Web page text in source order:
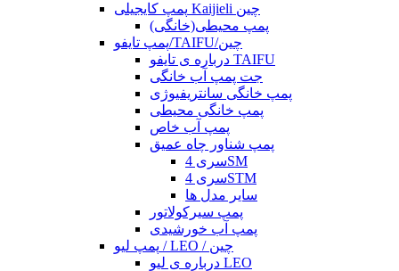
پمپ کایجیلی Kaijieli چین
پمپ محیطی(خانگی)
پمپ تایفو/TAIFU/چین
درباره ی تایفو TAIFU
جت پمپ آب خانگی
پمپ خانگی سانتریفیوژی
پمپ خانگی محیطی
پمپ آب خاص
پمپ شناور چاه عمیق
سری 4SM
سری 4STM
سایر مدل ها
پمپ سیرکولاتور
پمپ آب خورشیدی
پمپ لیو / LEO / چین
درباره ی لیو LEO